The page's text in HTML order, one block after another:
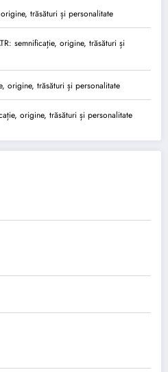
trăsături și personalitate
semnificație, origine, trăsături și
origine, trăsături și personalitate
origine, trăsături și personalitate